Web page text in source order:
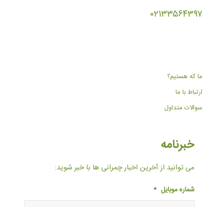
۰۲۱۳۳۵۶۴۳۹۷
ما که هستیم؟
ارتباط با ما
سوالات متداول
خبرنامه
می توانید از آخرین اخبار چمرانی ها با خبر شوید:
شماره موبایل *